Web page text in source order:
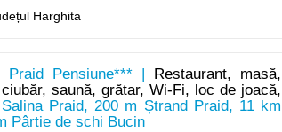
Harghita
Praid Pensiune*** |
Restaurant, masă,
saună, grătar, Wi-Fi, loc de joacă,
Praid, 200 m Ștrand Praid, 11 km
Pârtie de schi Bucin